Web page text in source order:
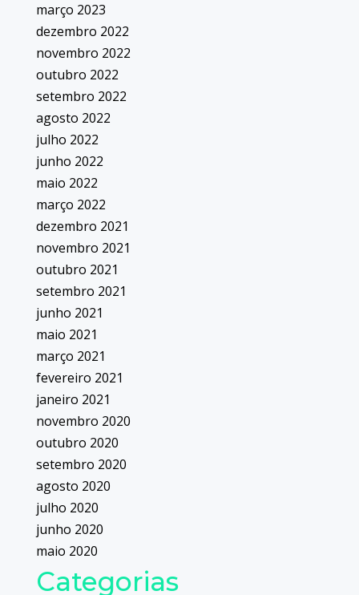
março 2023
dezembro 2022
novembro 2022
outubro 2022
setembro 2022
agosto 2022
julho 2022
junho 2022
maio 2022
março 2022
dezembro 2021
novembro 2021
outubro 2021
setembro 2021
junho 2021
maio 2021
março 2021
fevereiro 2021
janeiro 2021
novembro 2020
outubro 2020
setembro 2020
agosto 2020
julho 2020
junho 2020
maio 2020
Categorias